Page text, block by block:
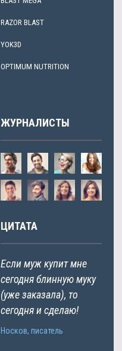
RAZOR BLAST
YOK3D
OPTIMUM NUTRITION
ЖУРНАЛИСТЫ
ЦИТАТА
Если муж купит мне
сегодня блинную муку
(уже заказала), то
сегодня и сделаю!
Носков, писатель